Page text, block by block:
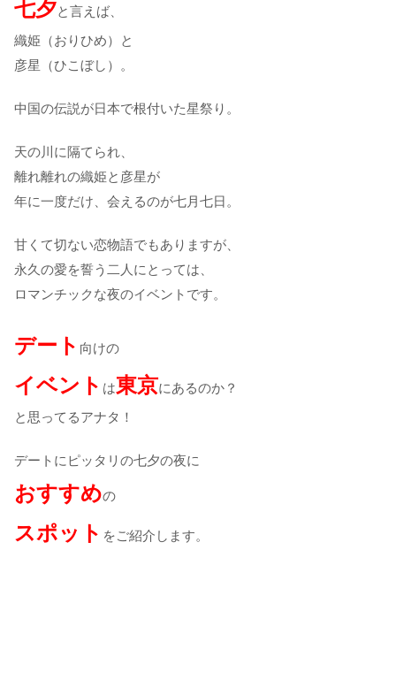
七夕と言えば、
織姫（おりひめ）と
彦星（ひこぼし）。
中国の伝説が日本で根付いた星祭り。
天の川に隔てられ、
離れ離れの織姫と彦星が
年に一度だけ、会えるのが七月七日。
甘くて切ない恋物語でもありますが、
永久の愛を誓う二人にとっては、
ロマンチックな夜のイベントです。
デート 向けの
イベント は東京にあるのか？
と思ってるアナタ！
デートにピッタリの七夕の夜に
おすすめの
スポット をご紹介します。